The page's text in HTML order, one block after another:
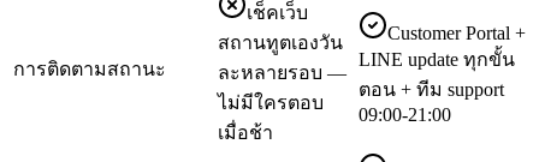
การติดตามสถานะ
เช็คเว็บ
สถานทูตเองวัน
ละหลายรอบ —
ไม่มีใครตอบ
เมื่อช้า
Customer Portal +
LINE update ทุกขั้น
ตอน + ทีม support
09:00-21:00